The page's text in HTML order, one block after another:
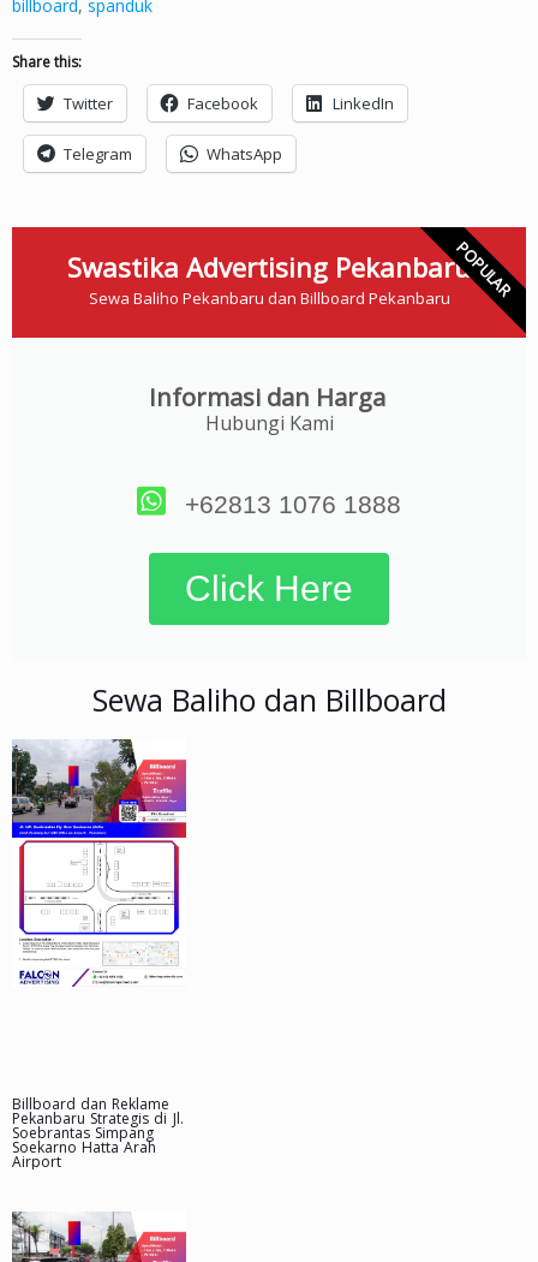
billboard, spanduk
Share this:
Twitter Facebook LinkedIn
Telegram WhatsApp
Swastika Advertising Pekanbaru
Sewa Baliho Pekanbaru dan Billboard Pekanbaru
Informasi dan Harga
Hubungi Kami
+62813 1076 1888
Click Here
POPULAR
Sewa Baliho dan Billboard
Billboard dan Reklame
Pekanbaru Strategis di Jl.
Soebrantas Simpang
Soekarno Hatta Arah
Airport